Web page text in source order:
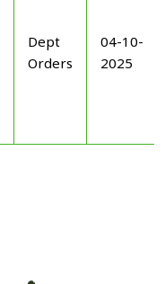
Dept
Orders
04-10-
2025